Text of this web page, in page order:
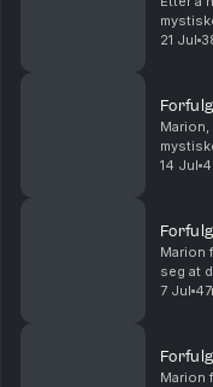
nye
21 Jul
14 Jul
Marion
seg at
7 Jul
Marion